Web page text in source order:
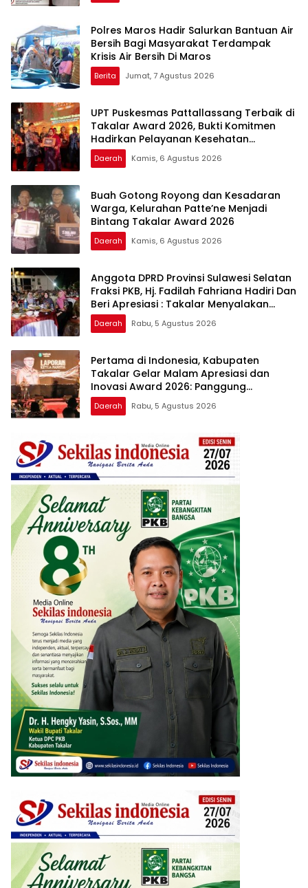
Polres Maros Hadir Salurkan Bantuan Air
Bersih Bagi Masyarakat Terdampak
Krisis Air Bersih Di Maros
Berita Jumat, 7 Agustus 2026
UPT Puskesmas Pattallassang Terbaik di
Takalar Award 2026, Bukti Komitmen
Hadirkan Pelayanan Kesehatan
Berkualitas
Daerah Kamis, 6 Agustus 2026
Buah Gotong Royong dan Kesadaran
Warga, Kelurahan Patte’ne Menjadi
Bintang Takalar Award 2026
Daerah Kamis, 6 Agustus 2026
Anggota DPRD Provinsi Sulawesi Selatan
Fraksi PKB, Hj. Fadilah Fahriana Hadiri Dan
Beri Apresiasi : Takalar Menyalakan
Lentera Pengabdian Melalui Malam
Apresiasi dan Inovasi Award 2026
Daerah Rabu, 5 Agustus 2026
Pertama di Indonesia, Kabupaten
Takalar Gelar Malam Apresiasi dan
Inovasi Award 2026: Panggung
Penghargaan bagi Pelayan Publik
Berprestasi
Daerah Rabu, 5 Agustus 2026